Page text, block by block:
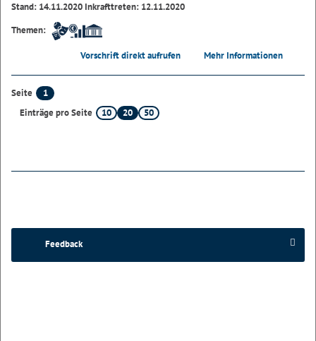
Stand: 14.11.2020 Inkrafttreten: 12.11.2020
Themen:
Vorschrift direkt aufrufen Mehr Informationen
Seite
1
Einträge pro Seite
10 20 50
Feedback